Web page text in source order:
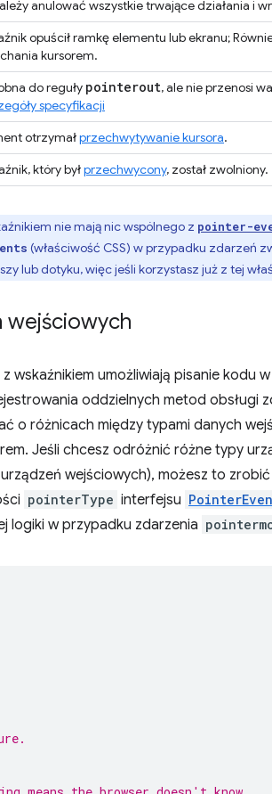
anulować wszystkie trwające działania i
opuścił ramkę elementu lub ekranu;
kursorem.
do reguły pointerout, ale nie przenosi
specyfikacji
otrzymałprzechwytywanie kursora.
który byłprzechwycony, został zwolniony.
nie mają nic wspólnego z pointer-
(właściwość CSS) w przypadku zdarzeń
lub dotyku, więc jeśli korzystasz już z tej
wejściowych
wskaźnikiem umożliwiają pisanie
oddzielnych metod obsługi
o różnicach między typami danych
Jeśli chcesz odróżnić różne typy
wejściowych), możesz to
pointerType interfejsu
logiki w przypadku zdarzenia